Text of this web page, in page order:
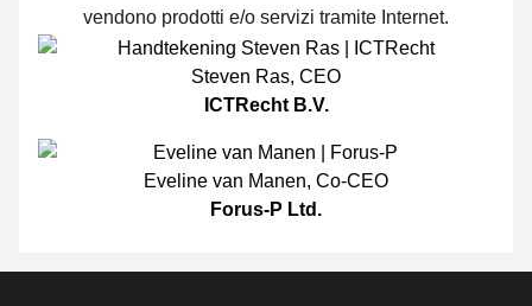
vendono prodotti e/o servizi tramite Internet.
Steven Ras, CEO
ICTRecht B.V.
Eveline van Manen, Co-CEO
Forus-P Ltd.